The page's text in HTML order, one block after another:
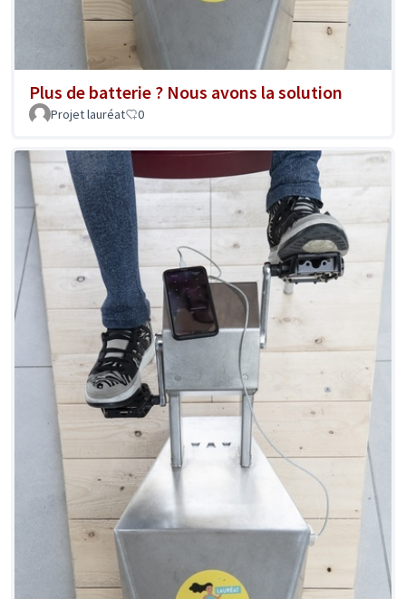
Plus de batterie ? Nous avons la solution
Projet lauréat 0